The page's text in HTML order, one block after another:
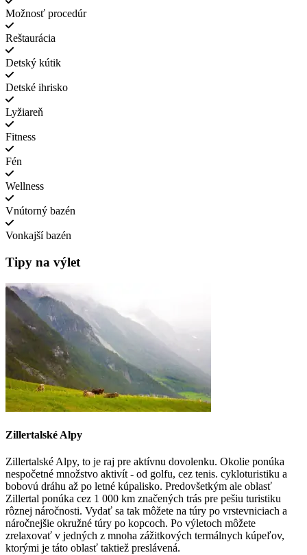
Možnosť procedúr
Reštaurácia
Detský kútik
Detské ihrisko
Lyžiareň
Fitness
Fén
Wellness
Vnútorný bazén
Vonkajší bazén
Tipy na výlet
Zillertalské Alpy
Zillertalské Alpy, to je raj pre aktívnu dovolenku. Okolie ponúka
nespočetné množstvo aktivít - od golfu, cez tenis. cykloturistiku a
bobovú dráhu až po letné kúpalisko. Predovšetkým ale oblasť
Zillertal ponúka cez 1 000 km značených trás pre pešiu turistiku
rôznej náročnosti. Vydať sa tak môžete na túry po vrstevniciach a
náročnejšie okružné túry po kopcoch. Po výletoch môžete
zrelaxovať v jedných z mnoha zážitkových termálnych kúpeľov,
ktorými je táto oblasť taktiež preslávená.